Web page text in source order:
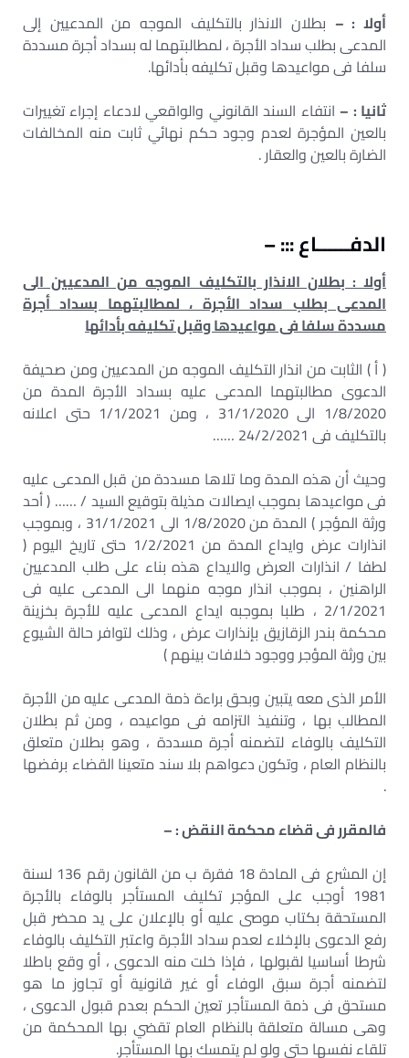
أولا : – بطلان الانذار بالتكليف الموجه من المدعيين إلى
المدعى بطلب سداد الأجرة ، لمطالبتهما له بسداد أجرة مسددة
سلفا فى مواعيدها وقبل تكليفه بأدائها.
ثانيا : –انتفاء السند القانوني والواقعي لادعاء إجراء تغييرات
بالعين المؤجرة لعدم وجود حكم نهائي ثابت منه المخالفات
الضارة بالعين والعقار .
الدفــــــاع ::: –
أولا : بطلان الانذار بالتكليف الموجه من المدعيين الى
المدعى بطلب سداد الأجرة ، لمطالبتهما بسداد أجرة
مسددة سلفا فى مواعيدها وقبل تكليفه بأدائها
( أ ) الثابت من انذار التكليف الموجه من المدعيين ومن صحيفة
الدعوى مطالبتهما المدعى عليه بسداد الأجرة المدة من
1/8/2020 الى 31/1/2020 ، ومن 1/1/2021 حتى اعلانه
بالتكليف فى 24/2/2021 ……
وحيث أن هذه المدة وما تلاها مسددة من قبل المدعى عليه
فى مواعيدها بموجب ايصالات مذيلة بتوقيع السيد / …… ( أحد
ورثة المؤجر ) المدة من 1/8/2020 الى 31/1/2021 ، وبموجب
انذارات عرض وايداع المدة من 1/2/2021 حتى تاريخ اليوم (
لطفا / انذارات العرض والايداع هذه بناء على طلب المدعيين
الراهنين ، بموجب انذار موجه منهما الى المدعى عليه فى
2/1/2021 ، طلبا بموجبه ايداع المدعى عليه للأجرة بخزينة
محكمة بندر الزقازيق بإنذارات عرض ، وذلك لتوافر حالة الشيوع
بين ورثة المؤجر ووجود خلافات بينهم )
الأمر الذى معه يتبين وبحق براءة ذمة المدعى عليه من الأجرة
المطالب بها ، وتنفيذ التزامه فى مواعيده ، ومن ثم بطلان
التكليف بالوفاء لتضمنه أجرة مسددة ، وهو بطلان متعلق
بالنظام العام ، وتكون دعواهم بلا سند متعينا القضاء برفضها
.
فالمقرر فى قضاء محكمة النقض : –
إن المشرع فى المادة 18 فقرة ب من القانون رقم 136 لسنة
1981 أوجب على المؤجر تكليف المستأجر بالوفاء بالأجرة
المستحقة بكتاب موصى عليه أو بالإعلان على يد محضر قبل
رفع الدعوى بالإخلاء لعدم سداد الأجرة واعتبر التكليف بالوفاء
شرطا أساسيا لقبولها ، فإذا خلت منه الدعوى ، أو وقع باطلا
لتضمنه أجرة سبق الوفاء أو غير قانونية أو تجاوز ما هو
مستحق فى ذمة المستأجر تعين الحكم بعدم قبول الدعوى ،
وهى مسالة متعلقة بالنظام العام تقضي بها المحكمة من
تلقاء نفسها حتى ولو لم يتمسك بها المستأجر.